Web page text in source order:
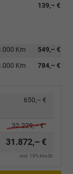
139,– €
549,– €
Km
784,– €
Km
650,– €
32.229,– €
31.872,– €
incl. 19% MwSt.